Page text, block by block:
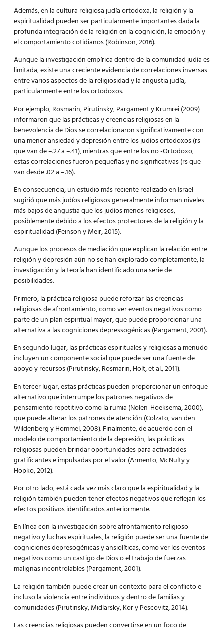
Además, en la cultura religiosa judía ortodoxa, la religión y la
espiritualidad pueden ser particularmente importantes dada la
profunda integración de la religión en la cognición, la emoción y
el comportamiento cotidianos (Robinson, 2016).
Aunque la investigación empírica dentro de la comunidad judía es
limitada, existe una creciente evidencia de correlaciones inversas
entre varios aspectos de la religiosidad y la angustia judía,
particularmente entre los ortodoxos.
Por ejemplo, Rosmarin, Pirutinsky, Pargament y Krumrei (2009)
informaron que las prácticas y creencias religiosas en la
benevolencia de Dios se correlacionaron significativamente con
una menor ansiedad y depresión entre los judíos ortodoxos (rs
que van de –.27 a –.41), mientras que entre los no -Ortodoxo,
estas correlaciones fueron pequeñas y no significativas (rs que
van desde .02 a –.16).
En consecuencia, un estudio más reciente realizado en Israel
sugirió que más judíos religiosos generalmente informan niveles
más bajos de angustia que los judíos menos religiosos,
posiblemente debido a los efectos protectores de la religión y la
espiritualidad (Feinson y Meir, 2015).
Aunque los procesos de mediación que explican la relación entre
religión y depresión aún no se han explorado completamente, la
investigación y la teoría han identificado una serie de
posibilidades.
Primero, la práctica religiosa puede reforzar las creencias
religiosas de afrontamiento, como ver eventos negativos como
parte de un plan espiritual mayor, que puede proporcionar una
alternativa a las cogniciones depressogénicas (Pargament, 2001).
En segundo lugar, las prácticas espirituales y religiosas a menudo
incluyen un componente social que puede ser una fuente de
apoyo y recursos (Pirutinsky, Rosmarin, Holt, et al., 2011).
En tercer lugar, estas prácticas pueden proporcionar un enfoque
alternativo que interrumpe los patrones negativos de
pensamiento repetitivo como la rumia (Nolen-Hoeksema, 2000),
que puede alterar los patrones de atención (Colzato, van den
Wildenberg y Hommel, 2008). Finalmente, de acuerdo con el
modelo de comportamiento de la depresión, las prácticas
religiosas pueden brindar oportunidades para actividades
gratificantes e impulsadas por el valor (Armento, McNulty y
Hopko, 2012).
Por otro lado, está cada vez más claro que la espiritualidad y la
religión también pueden tener efectos negativos que reflejan los
efectos positivos identificados anteriormente.
En línea con la investigación sobre afrontamiento religioso
negativo y luchas espirituales, la religión puede ser una fuente de
cogniciones depresogénicas y ansiolíticas, como ver los eventos
negativos como un castigo de Dios o el trabajo de fuerzas
malignas incontrolables (Pargament, 2001).
La religión también puede crear un contexto para el conflicto e
incluso la violencia entre individuos y dentro de familias y
comunidades (Pirutinsky, Midlarsky, Kor y Pescovitz, 2014).
Las creencias religiosas pueden convertirse en un foco de